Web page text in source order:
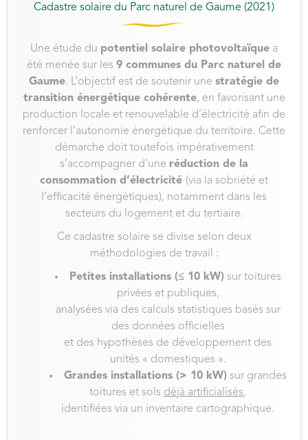
Cadastre solaire du Parc naturel de Gaume (2021)
Une étude du potentiel solaire photovoltaïque a
été menée sur les 9 communes du Parc naturel de
Gaume. L’objectif est de soutenir une stratégie de
transition énergétique cohérente, en favorisant une
production locale et renouvelable d’électricité afin de
renforcer l’autonomie énergétique du territoire. Cette
démarche doit toutefois impérativement
s’accompagner d’une réduction de la
consommation d’électricité (via la sobriété et
l’efficacité énergétiques), notamment dans les
secteurs du logement et du tertiaire.
Ce cadastre solaire se divise selon deux
méthodologies de travail :
Petites installations (≤ 10 kW)sur toitures
privées et publiques,
analysées via des calculs statistiques basés sur
des données officielles
et des hypothèses de développement des
unités « domestiques ».
Grandes installations (> 10 kW)sur grandes
toitures et sols déjà artificialisés,
identifiées via un inventaire cartographique.